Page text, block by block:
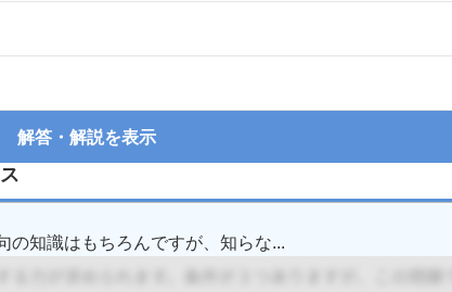
解答・解説を表示
の知識はもちろんですが、知らな...